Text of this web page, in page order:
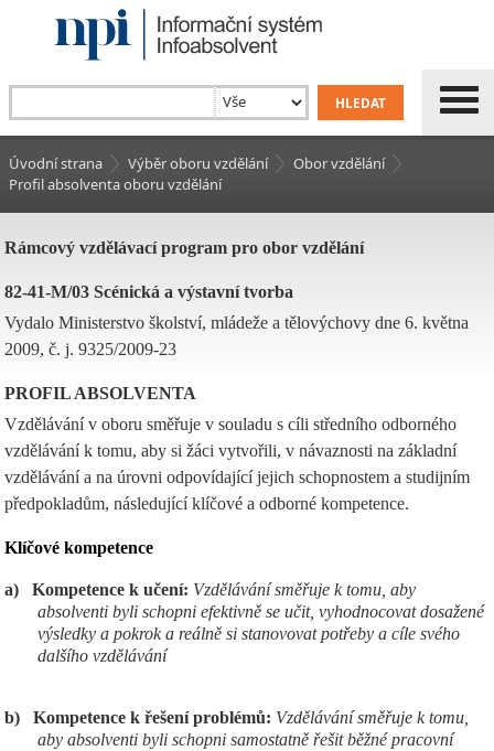
Úvodní strana Výběr oboru vzdělání
Obor vzdělání
Profil absolventa oboru vzdělání
Rámcový vzdělávací program pro obor vzdělání
82-41-M/03 Scénická a výstavní tvorba
Vydalo Ministerstvo školství, mládeže a tělovýchovy dne 6. května
2009, č. j. 9325/2009-23
PROFIL ABSOLVENTA
Vzdělávání v oboru směřuje v souladu s cíli středního odborného
vzdělávání k tomu, aby si žáci vytvořili, v návaznosti na základní
vzdělávání a na úrovni odpovídající jejich schopnostem a studijním
předpokladům, následující klíčové a odborné kompetence.
Klíčové kompetence
a) Kompetence k učení: Vzdělávání směřuje k tomu, aby
absolventi byli schopni efektivně se učit, vyhodnocovat dosažené
výsledky a pokrok a reálně si stanovovat potřeby a cíle svého
dalšího vzdělávání
b) Kompetence k řešení problémů: Vzdělávání směřuje k tomu,
aby absolventi byli schopni samostatně řešit běžné pracovní